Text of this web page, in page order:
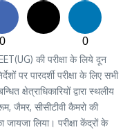
0
0
की परीक्षा के लिये दून
पर पारदर्शी परीक्षा के लिए सभी
क्षेत्राधिकारियों द्वारा स्थलीय
जैमर, सीसीटीवी कैमरो की
लिया। परीक्षा केंद्रों के